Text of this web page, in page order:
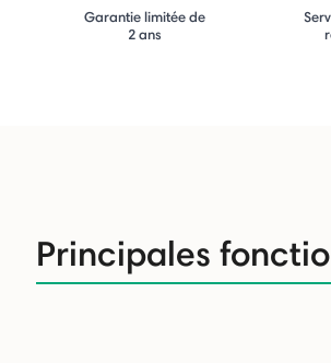
Garantie limitée de
2 ans
Principales